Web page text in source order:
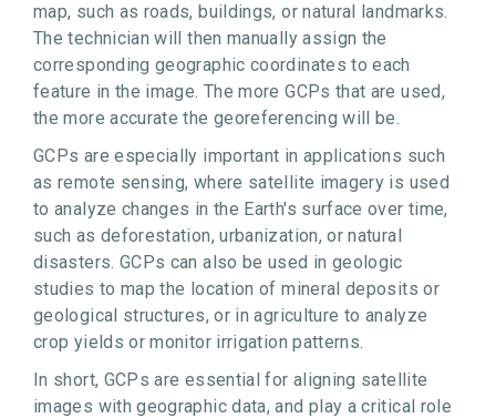
map, such as roads, buildings, or natural landmarks.
The technician will then manually assign the
corresponding geographic coordinates to each
feature in the image. The more GCPs that are used,
the more accurate the georeferencing will be.
GCPs are especially important in applications such
as remote sensing, where satellite imagery is used
to analyze changes in the Earth's surface over time,
such as deforestation, urbanization, or natural
disasters. GCPs can also be used in geologic
studies to map the location of mineral deposits or
geological structures, or in agriculture to analyze
crop yields or monitor irrigation patterns.
In short, GCPs are essential for aligning satellite
images with geographic data, and play a critical role